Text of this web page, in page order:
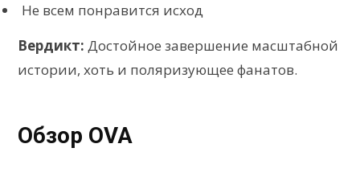
Не всем понравится исход
Вердикт: Достойное завершение масштабной
истории, хоть и поляризующее фанатов.
Обзор OVA